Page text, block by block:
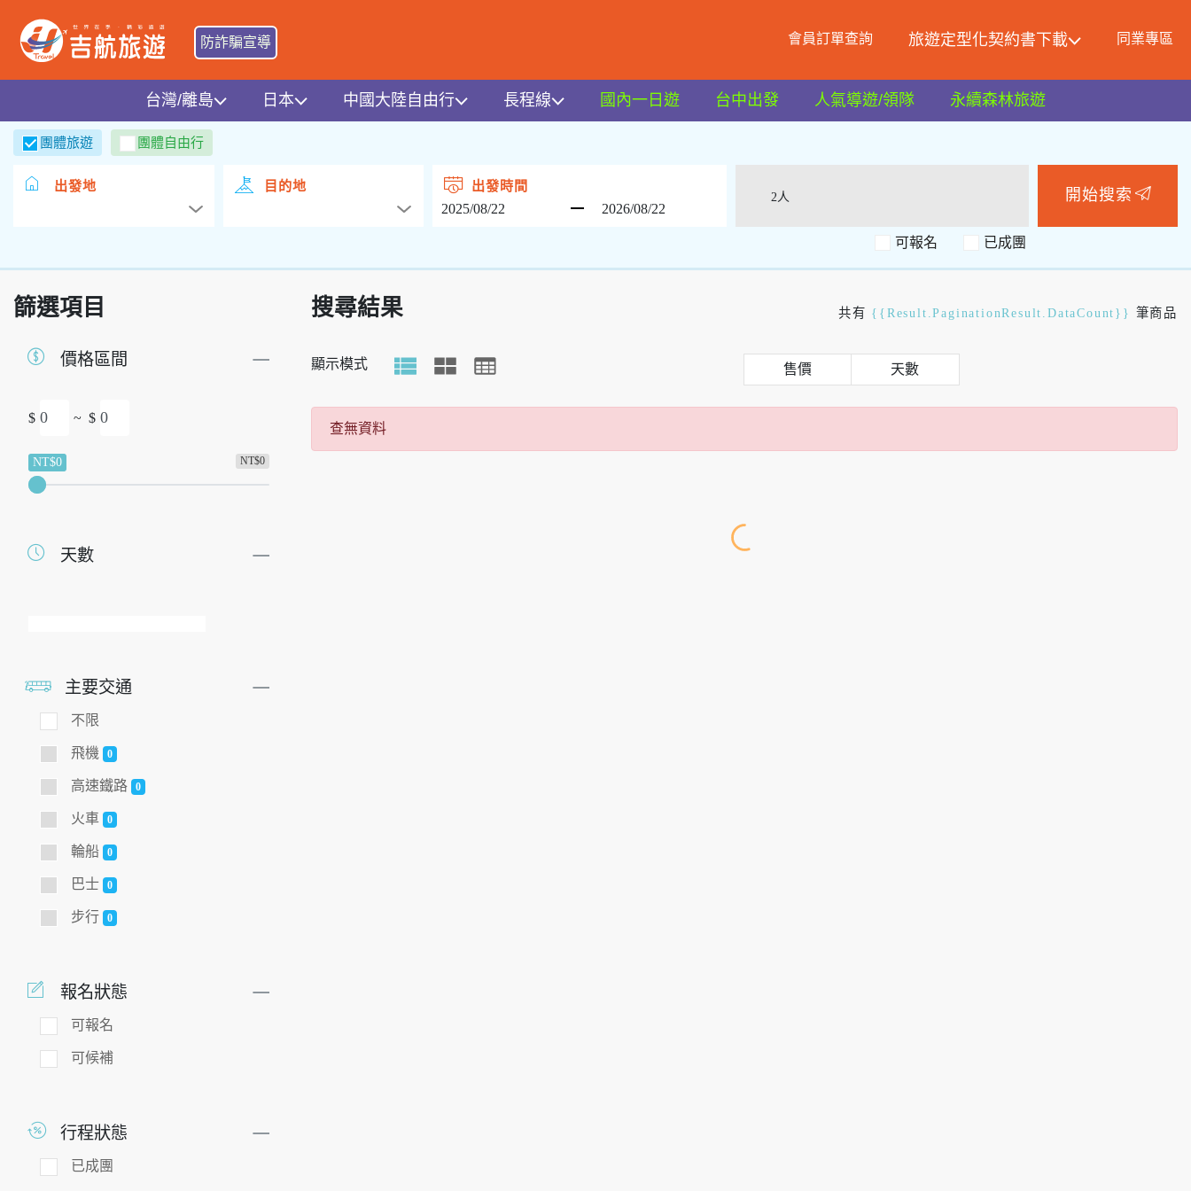
防詐騙宣導 會員訂單查詢 旅遊定型化契約書下載 同業專區
台灣/離島 日本 中國大陸自由行 長程線 國內一日遊 台中出發 人氣導遊/領隊 永續森林旅遊
團體旅遊 團體自由行
出發地 目的地 出發時間
可報名
開始搜索
篩選項目
價格區間
$ ~ $
NT$0
NT$0
天數
主要交通
不限
飛機 0
高速鐵路 0
火車 0
輪船 0
巴士 0
步行 0
報名狀態
可報名
可候補
行程狀態
已成團
搜尋結果 共有 {{Result.PaginationResult.DataCount}} 筆商品
顯示模式 售價 天數
查無資料